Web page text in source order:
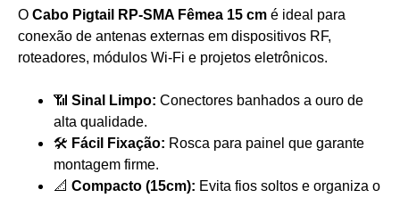
O Cabo Pigtail RP-SMA Fêmea 15 cm é ideal para
conexão de antenas externas em dispositivos RF,
roteadores, módulos Wi-Fi e projetos eletrônicos.
📶 Sinal Limpo: Conectores banhados a ouro de
alta qualidade.
🛠️ Fácil Fixação: Rosca para painel que garante
montagem firme.
📐 Compacto (15cm): Evita fios soltos e organiza o